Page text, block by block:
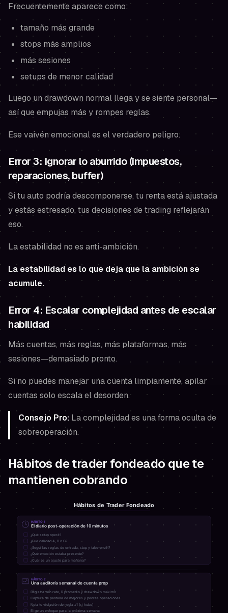
Frecuentemente aparece como:
tamaño más grande
stops más amplios
más sesiones
setups de menor calidad
Luego un drawdown normal llega y se siente personal—
así que empujas más y rompes reglas.
Ese vaivén emocional es el verdadero peligro.
Error 3: Ignorar lo aburrido (impuestos,
reparaciones, buffer)
Si tu auto podría descomponerse, tu renta está ajustada
y estás estresado, tus decisiones de trading reflejarán
eso.
La estabilidad no es anti-ambición.
La estabilidad es lo que deja que la ambición se
acumule.
Error 4: Escalar complejidad antes de escalar
habilidad
Más cuentas, más reglas, más plataformas, más
sesiones—demasiado pronto.
Si no puedes manejar una cuenta limpiamente, apilar
cuentas solo escala el desorden.
Consejo Pro: La complejidad es una forma oculta de
sobreoperación.
Hábitos de trader fondeado que te
mantienen cobrando